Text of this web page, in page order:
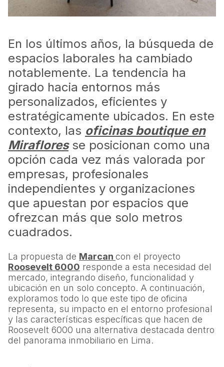
En los últimos años, la búsqueda de
espacios laborales ha cambiado
notablemente. La tendencia ha
girado hacia entornos más
personalizados, eficientes y
estratégicamente ubicados. En este
contexto, las oficinas boutique en
Mirafloresse posicionan como una
opción cada vez más valorada por
empresas, profesionales
independientes y organizaciones
que apuestan por espacios que
ofrezcan más que solo metros
cuadrados.
La propuesta de Marcan con el proyecto
Roosevelt 6000 responde a esta necesidad del
mercado, integrando diseño, funcionalidad y
ubicación en un solo concepto. A continuación,
exploramos todo lo que este tipo de oficina
representa, su impacto en el entorno profesional
y las características específicas que hacen de
Roosevelt 6000 una alternativa destacada dentro
del panorama inmobiliario en Lima.